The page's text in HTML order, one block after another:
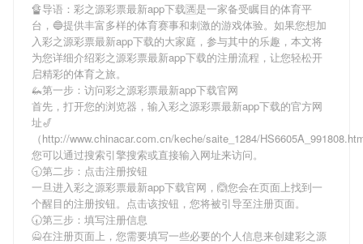
🔏导语： 彩之源彩票最新app下载🈵是一家备受瞩目的体育平
台，🔵提供丰富多样的体育赛事和刺激的游戏体验。如果您想加
入彩之源彩票最新app下载的大家庭，参与其中的乐趣，本文将
为您详细介绍彩之源彩票最新app下载的注册流程，让您轻松开
启精彩的体育之旅。
🦗第一步：访问彩之源彩票最新app下载官网
首先，打开您的浏览器，输入彩之源彩票最新app下载的官方网
址🎷
（http://www.chinacar.com.cn/keche/saite_1284/
您可以通过搜索引擎搜索或直接输入网址来访问。
🕤第二步：点击注册按钮
一旦进入彩之源彩票最新app下载官网，🙆您会在页面上找到一
个醒目的注册按钮。点击该按钮，您将被引导至注册页面。
🕢第三步：填写注册信息
🙅在注册页面上，您需要填写一些必要的个人信息来创建彩之源